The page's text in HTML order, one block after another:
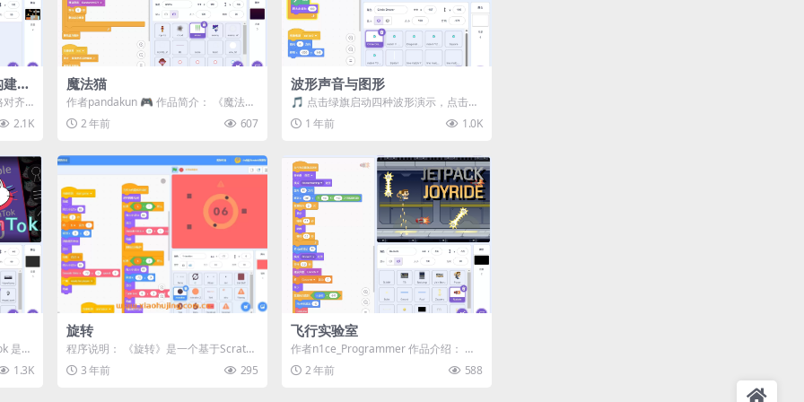
建
齐
2.1K
魔法猫
作者pandakun 🎮 作品简介： 《魔法
猫》是一款有趣的射击游戏，控制魔法
猫...2 年前 607
波形声音与图形
🎵 点击绿旗启动四种波形演示，点击不
同图形可听到其对应的声音。 🌀 项目简
介 本...
1 年前 1.0K
是在
1.3K
旋转
程序说明： 《旋转》是一个基于Scratch
平台开发的休闲小游戏。在这个游戏
中，...3 年前 295
飞行实验室
作者n1ce_Programmer 作品介绍： 欢
迎来到《飞行实验室》！🚀 在这...
2 年前 588